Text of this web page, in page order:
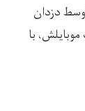
دزدان
با